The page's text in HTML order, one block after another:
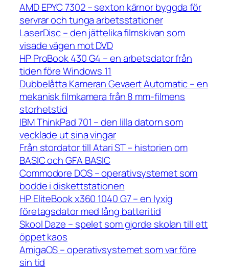
AMD EPYC 7302 – sexton kärnor byggda för
servrar och tunga arbetsstationer
LaserDisc – den jättelika filmskivan som
visade vägen mot DVD
HP ProBook 430 G4 – en arbetsdator från
tiden före Windows 11
Dubbelåtta Kameran Gevaert Automatic – en
mekanisk filmkamera från 8 mm-filmens
storhetstid
IBM ThinkPad 701 – den lilla datorn som
vecklade ut sina vingar
Från stordator till Atari ST – historien om
BASIC och GFA BASIC
Commodore DOS – operativsystemet som
bodde i diskettstationen
HP EliteBook x360 1040 G7 – en lyxig
företagsdator med lång batteritid
Skool Daze – spelet som gjorde skolan till ett
öppet kaos
AmigaOS – operativsystemet som var före
sin tid